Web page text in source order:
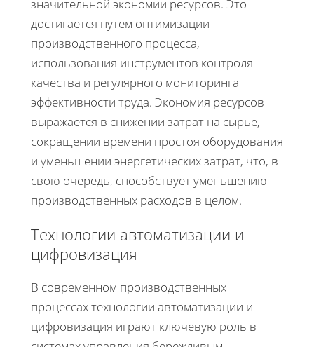
значительной экономии ресурсов. Это
достигается путем оптимизации
производственного процесса,
использования инструментов контроля
качества и регулярного мониторинга
эффективности труда. Экономия ресурсов
выражается в снижении затрат на сырье,
сокращении времени простоя оборудования
и уменьшении энергетических затрат, что, в
свою очередь, способствует уменьшению
производственных расходов в целом.
Технологии автоматизации и
цифровизация
В современном производственных
процессах технологии автоматизации и
цифровизация играют ключевую роль в